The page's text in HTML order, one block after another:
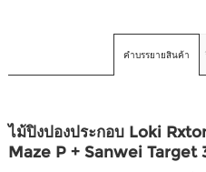
คำบรรยายสินค้า
ไม้ปิงปองประกอบ Loki
Maze P + Sanwei Target